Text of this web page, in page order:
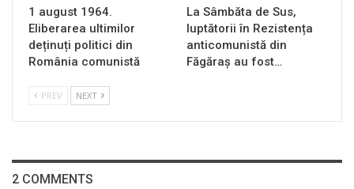
1 august 1964.
Eliberarea ultimilor
deținuți politici din
România comunistă
La Sâmbăta de Sus,
luptătorii în Rezistența
anticomunistă din
Făgăraș au fost…
PREV NEXT
2 COMMENTS